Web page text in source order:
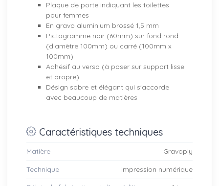
Plaque de porte indiquant les toilettes
pour femmes
En gravo aluminium brossé 1,5 mm
Pictogramme noir (60mm) sur fond rond
(diamètre 100mm) ou carré (100mm x
100mm)
Adhésif au verso (à poser sur support lisse
et propre)
Désign sobre et élégant qui s'accorde
avec beaucoup de matières
Caractéristiques techniques
Matière Gravoply
Technique impression numérique